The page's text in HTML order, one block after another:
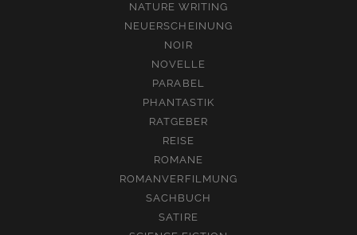
NATURE WRITING
NEUERSCHEINUNG
NOIR
NOVELLE
PARABEL
PHANTASTIK
RATGEBER
REISE
ROMANE
ROMANVERFILMUNG
SACHBUCH
SATIRE